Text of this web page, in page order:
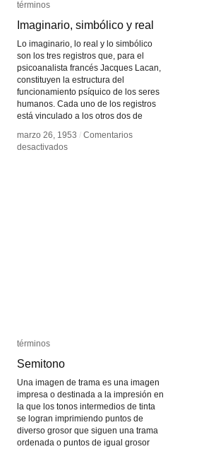
términos
Imaginario, simbólico y real
Lo imaginario, lo real y lo simbólico
son los tres registros que, para el
psicoanalista francés Jacques Lacan,
constituyen la estructura del
funcionamiento psíquico de los seres
humanos. Cada uno de los registros
está vinculado a los otros dos de
marzo 26, 1953 / Comentarios
desactivadosen
términos
Imaginario, simbólico y real
marzo 26, 1953 / Comentarios
desactivadosen
términos
Semitono
Una imagen de trama es una imagen
impresa o destinada a la impresión en
la que los tonos intermedios de tinta
se logran imprimiendo puntos de
diverso grosor que siguen una trama
ordenada o puntos de igual grosor
términos
Semitono